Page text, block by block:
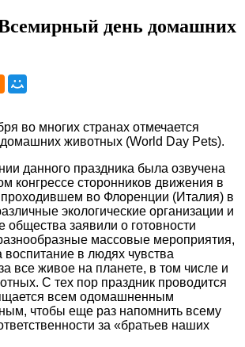
день домашних
во многих странах отмечается
животных (World Day Pets).
данного праздника была озвучена
конгрессе сторонников движения в
во Флоренции (Италия) в
экологические организации и
общества заявили о готовности
массовые мероприятия,
в людях чувства
все живое на планете, в том числе и
С тех пор праздник проводится
всем одомашненным
чтобы еще раз напомнить всему
за «братьев наших